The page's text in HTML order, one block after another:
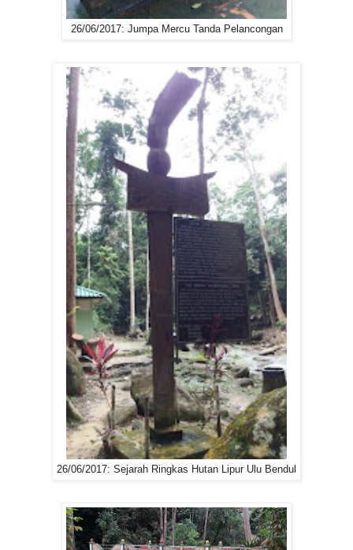
26/06/2017: Jumpa Mercu Tanda Pelancongan
26/06/2017: Sejarah Ringkas Hutan Lipur Ulu Bendul